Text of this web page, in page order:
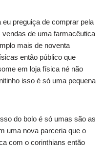
preguiça de comprar pela
de uma farmacêutica
mais de noventa
então público que
em loja física né não
isso é só uma pequena
do bolo é só umas são as
uma nova parceria que o
com o corinthians então